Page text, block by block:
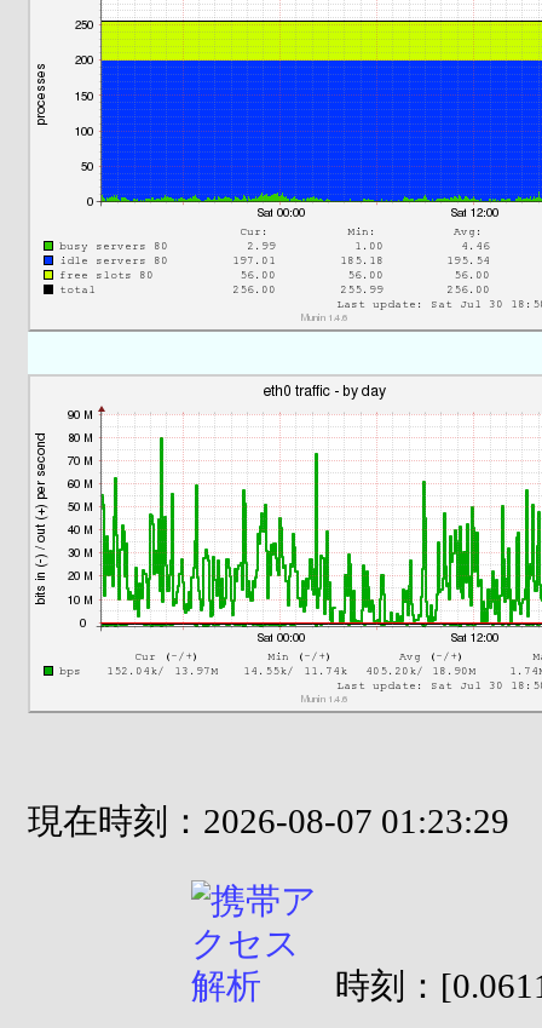
現在時刻：2026-08-07 01:23:29
時刻：